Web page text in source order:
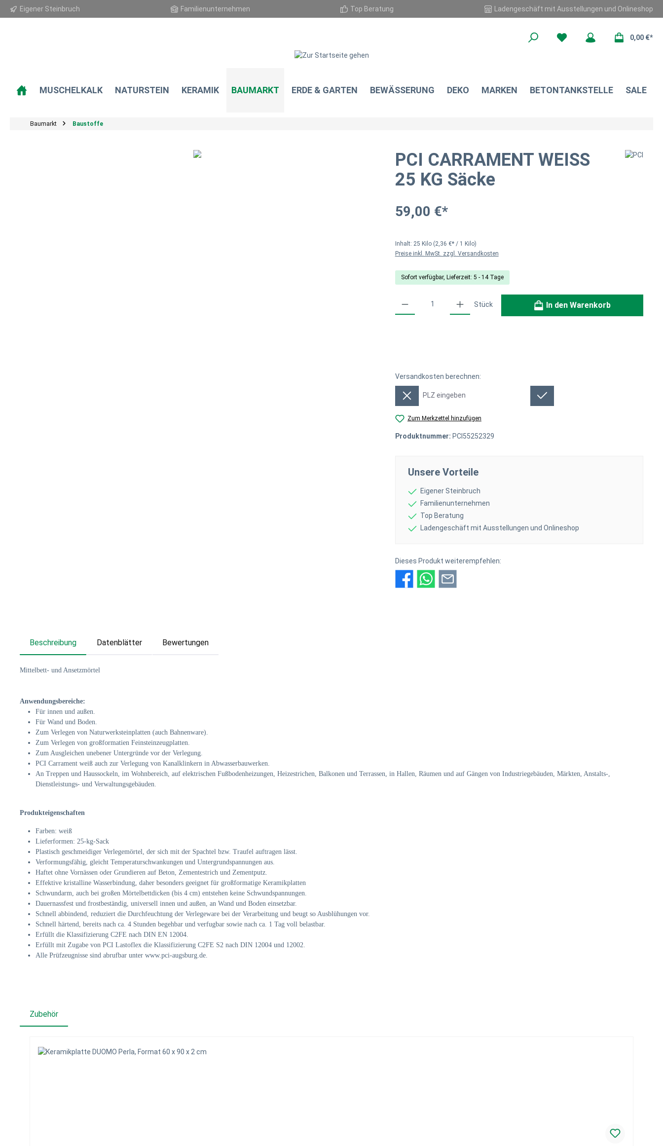
Zur Hauptnavigation springen
Eigener Steinbruch Familienunternehmen Top Beratung Ladengeschäft mit Ausstellungen und Onlineshop
0,00 €*
MUSCHELKALK NATURSTEIN KERAMIK BAUMARKT ERDE & GARTEN BEWÄSSERUNG DEKO MARKEN BETONTANKSTELLE SALE
Baumarkt Baustoffe
PCI CARRAMENT WEISS
25 KG Säcke
59,00 €*
Inhalt: 25 Kilo (2,36 €* / 1 Kilo)
Preise inkl. MwSt. zzgl. Versandkosten
Sofort verfügbar, Lieferzeit: 5 - 14 Tage
Stück In den Warenkorb
Versandkosten berechnen:
Versandkosten berechnen:
Zum Merkzettel hinzufügen
Produktnummer: PCI55252329
Unsere Vorteile
Eigener Steinbruch
Familienunternehmen
Top Beratung
Ladengeschäft mit Ausstellungen und Onlineshop
Dieses Produkt weiterempfehlen:
Beschreibung Datenblätter Bewertungen
Mittelbett- und Ansetzmörtel
Anwendungsbereiche:
Für innen und außen.
Für Wand und Boden.
Zum Verlegen von Naturwerksteinplatten (auch Bahnenware).
Zum Verlegen von großformatien Feinsteinzeugplatten.
Zum Ausgleichen unebener Untergründe vor der Verlegung.
PCI Carrament weiß auch zur Verlegung von Kanalklinkern in Abwasserbauwerken.
An Treppen und Haussockeln, im Wohnbereich, auf elektrischen Fußbodenheizungen, Heizestrichen, Balkonen und Terrassen, in Hallen, Räumen und auf Gängen von Industriegebäuden, Märkten, Anstalts-,
Dienstleistungs- und Verwaltungsgebäuden.
Produkteigenschaften
Farben: weiß
Lieferformen: 25-kg-Sack
Plastisch geschmeidiger Verlegemörtel, der sich mit der Spachtel bzw. Traufel auftragen lässt.
Verformungsfähig, gleicht Temperaturschwankungen und Untergrundspannungen aus.
Haftet ohne Vornässen oder Grundieren auf Beton, Zementestrich und Zementputz.
Effektive kristalline Wasserbindung, daher besonders geeignet für großformatige Keramikplatten
Schwundarm, auch bei großen Mörtelbettdicken (bis 4 cm) entstehen keine Schwundspannungen.
Dauernassfest und frostbeständig, universell innen und außen, an Wand und Boden einsetzbar.
Schnell abbindend, reduziert die Durchfeuchtung der Verlegeware bei der Verarbeitung und beugt so Ausblühungen vor.
Schnell härtend, bereits nach ca. 4 Stunden begehbar und verfugbar sowie nach ca. 1 Tag voll belastbar.
Erfüllt die Klassifizierung C2FE nach DIN EN 12004.
Erfüllt mit Zugabe von PCI Lastoflex die Klassifizierung C2FE S2 nach DIN 12004 und 12002.
Alle Prüfzeugnisse sind abrufbar unter www.pci-augsburg.de.
Zubehör